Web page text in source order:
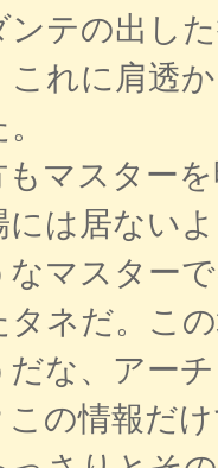
テの出し
これに肩透
もマスター
には居ない
マスター
タネだ。こ
だな、アー
この情報だ